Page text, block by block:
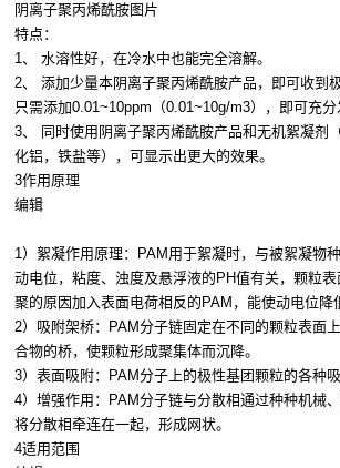
阴离子聚丙烯酰胺图片
特点：
1、 水溶性好，在冷水中也能完全溶解。
2、 添加少量本阴离子聚丙烯酰胺产品，即可收到
只需添加0.01~10ppm（0.01~10g/m3），即可充分
3、 同时使用阴离子聚丙烯酰胺产品和无机絮凝剂
化铝，铁盐等），可显示出更大的效果。
3作用原理
编辑
1）絮凝作用原理：PAM用于絮凝时，与被絮凝物
动电位，粘度、浊度及悬浮液的PH值有关，颗粒
聚的原因加入表面电荷相反的PAM，能使动电位降
2）吸附架桥：PAM分子链固定在不同的颗粒表面
合物的桥，使颗粒形成聚集体而沉降。
3）表面吸附：PAM分子上的极性基团颗粒的各种吸
4）增强作用：PAM分子链与分散相通过种种机械
将分散相牵连在一起，形成网状。
4适用范围